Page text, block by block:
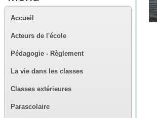
Accueil
Acteurs de l'école
Pédagogie - Règlement
La vie dans les classes
Classes extérieures
Parascolaire